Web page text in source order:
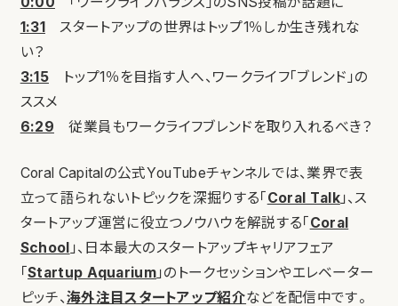
1:31スタートアップの世界はトップ1％しか生き残れな
い？
3:15トップ1％を目指す人へ、ワークライフ「ブレンド」の
ススメ
6:29 従業員もワークライフブレンドを取り入れるべき？
Coral Capitalの公式YouTubeチャンネルでは、業界で表
立って語られないトピックを深掘りする「Coral Talk」、ス
タートアップ運営に役立つノウハウを解説する「Coral
School 」、日本最大のスタートアップキャリアフェア
「Startup Aquarium 」のトークセッションやエレベーター
ピッチ、海外注目スタートアップ紹介などを配信中です。